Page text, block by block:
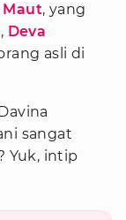
Maut, yang
Deva
asli di
sangat
Yuk, intip